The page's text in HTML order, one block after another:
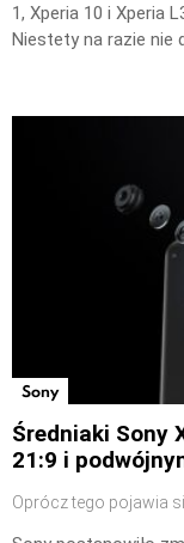
1, Xperia 10 i Xperia
Niestety na razie nie
Sony
Średniaki Sony
21:9 i
Oprócz tego pojawia